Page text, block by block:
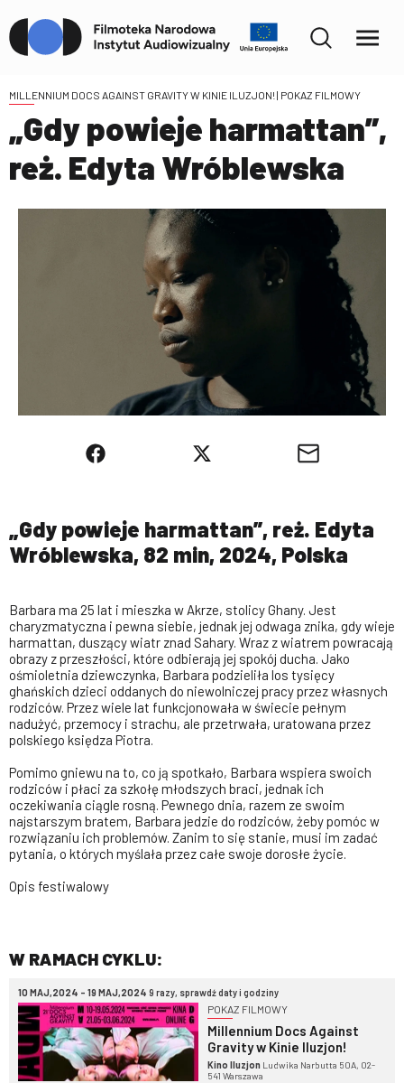
MILLENNIUM DOCS AGAINST GRAVITY W KINIE ILUZJON! | POKAZ FILMOWY
„Gdy powieje harmattan”,
reż. Edyta Wróblewska
„Gdy powieje harmattan”, reż. Edyta
Wróblewska, 82 min, 2024, Polska
Barbara ma 25 lat i mieszka w Akrze, stolicy Ghany. Jest
charyzmatyczna i pewna siebie, jednak jej odwaga znika, gdy wieje
harmattan, duszący wiatr znad Sahary. Wraz z wiatrem powracają
obrazy z przeszłości, które odbierają jej spokój ducha. Jako
ośmioletnia dziewczynka, Barbara podzieliła los tysięcy
ghańskich dzieci oddanych do niewolniczej pracy przez własnych
rodziców. Przez wiele lat funkcjonowała w świecie pełnym
nadużyć, przemocy i strachu, ale przetrwała, uratowana przez
polskiego księdza Piotra.
Pomimo gniewu na to, co ją spotkało, Barbara wspiera swoich
rodziców i płaci za szkołę młodszych braci, jednak ich
oczekiwania ciągle rosną. Pewnego dnia, razem ze swoim
najstarszym bratem, Barbara jedzie do rodziców, żeby pomóc w
rozwiązaniu ich problemów. Zanim to się stanie, musi im zadać
pytania, o których myślała przez całe swoje dorosłe życie.
Opis festiwalowy
W RAMACH CYKLU:
10 MAJ,2024 - 19 MAJ,2024 9 razy, sprawdź daty i godziny
POKAZ FILMOWY
Millennium Docs Against
Gravity w Kinie Iluzjon!
Kino Iluzjon Ludwika Narbutta 50A, 02-
541 Warszawa